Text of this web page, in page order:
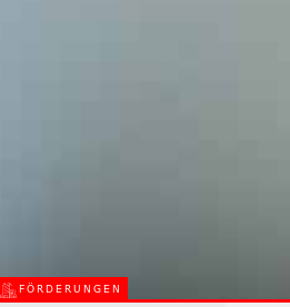
FÖRDERUNGEN